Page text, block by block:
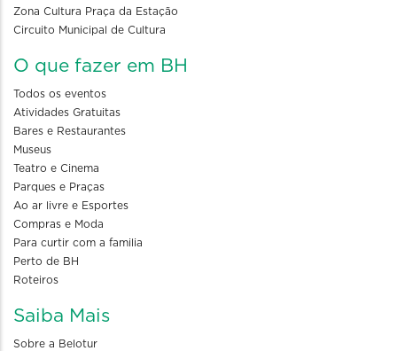
Zona Cultura Praça da Estação
Circuito Municipal de Cultura
O que fazer em BH
Todos os eventos
Atividades Gratuitas
Bares e Restaurantes
Museus
Teatro e Cinema
Parques e Praças
Ao ar livre e Esportes
Compras e Moda
Para curtir com a familia
Perto de BH
Roteiros
Saiba Mais
Sobre a Belotur